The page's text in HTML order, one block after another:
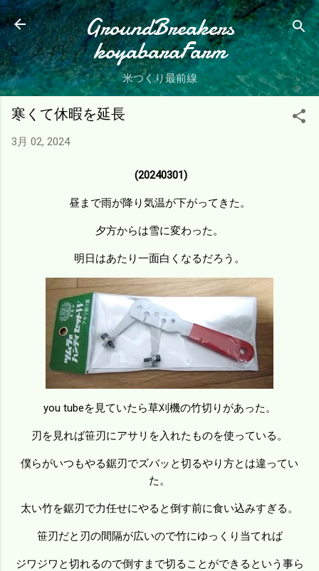
スキップしてメイン コンテンツに移動
GroundBreakers
koyabaraFarm
米つくり最前線
寒くて休暇を延長
3月 02, 2024
(20240301)
昼まで雨が降り気温が下がってきた。
夕方からは雪に変わった。
明日はあたり一面白くなるだろう。
you tubeを見ていたら草刈機の竹切りがあった。
刃を見れば笹刃にアサリを入れたものを使っている。
僕らがいつもやる鋸刃でズバッと切るやり方とは違ってい
た。
太い竹を鋸刃で力任せにやると倒す前に食い込みすぎる。
笹刃だと刃の間隔が広いので竹にゆっくり当てれば
ジワジワと切れるので倒すまで切ることができるという事ら